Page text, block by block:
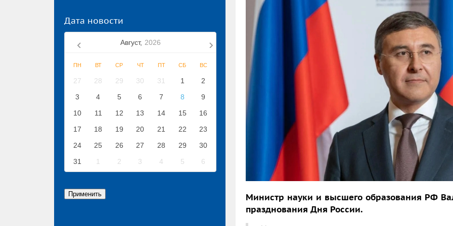
Дата новости
Август, 2026
ПН ВТ СР ЧТ ПТ СБ ВС
27 28 29 30 31 1
2
3
4 5 6 7 8
9
10
11 12 13 14 15
16
17
18 19 20 21 22
23
24
25 26 27 28 29
30
31
1 2 3 4 5 6
Министр науки и высшего образования РФ
празднования Дня России.